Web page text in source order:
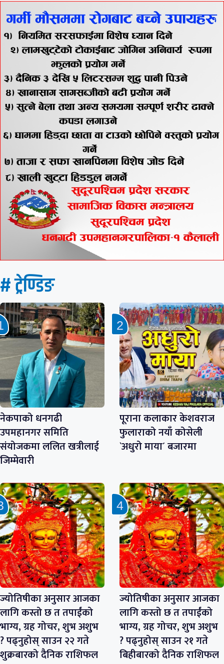
# ट्रेण्डिङ
नेकपाको धनगढी
उपमहानगर समिति
संयोजकमा ललित खत्रीलाई
जिम्मेवारी
पूराना कलाकार केशवराज
फुलाराको नयाँ कोसेली
`अधुरो माया´ बजारमा
ज्योतिषीका अनुसार आजका
लागि कस्तो छ त तपाईंको
भाग्य, ग्रह गोचर, शुभ अशुभ
? पढ्नुहोस् साउन २२ गते
शुक्रबारको दैनिक राशिफल
ज्योतिषीका अनुसार आजका
लागि कस्तो छ त तपाईंको
भाग्य, ग्रह गोचर, शुभ अशुभ
? पढ्नुहोस् साउन २१ गते
बिहीबारको दैनिक राशिफल